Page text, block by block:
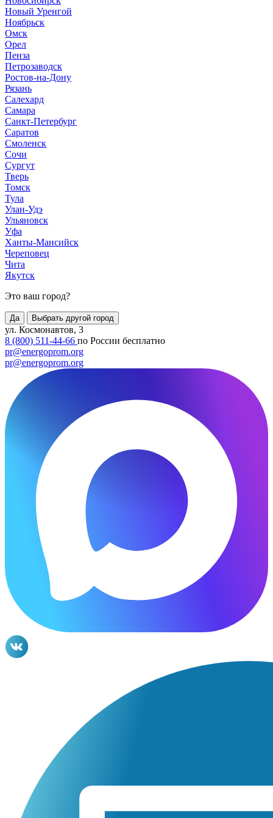
Новый Уренгой
Ноябрьск
Омск
Орел
Пенза
Петрозаводск
Ростов-на-Дону
Рязань
Салехард
Самара
Санкт-Петербург
Саратов
Смоленск
Сочи
Сургут
Тверь
Томск
Тула
Улан-Удэ
Ульяновск
Уфа
Ханты-Мансийск
Череповец
Чита
Якутск
Это ваш город?
Да Выбрать другой город
ул. Космонавтов, 3
8 (800) 511-44-66 по России бесплатно
pr@energoprom.org
pr@energoprom.org